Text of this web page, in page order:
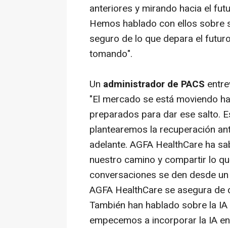
anteriores y mirando hacia el
Hemos hablado con ellos sobre
seguro de lo que depara el
tomando".
Un administrador de PACS
"El mercado se está moviendo
preparados para dar ese salto.
plantearemos la recuperación
adelante. AGFA HealthCare ha
nuestro camino y compartir lo
conversaciones se den desde
AGFA HealthCare se asegura
También han hablado sobre la
empecemos a incorporar la IA